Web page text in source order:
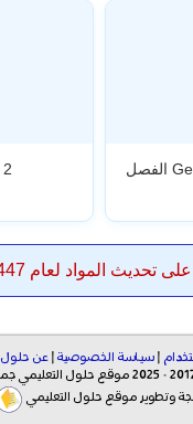
حل منهج Get Ready 2 الفصل
2 WE CAN
تحديث المواد لعام 1447 هـ
| سياسة الخصوصية | عن حلول
وتطوير موقع حلول التعليمي